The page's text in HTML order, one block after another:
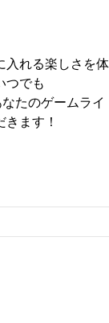
入れる楽しさを体
つでも
たのゲームライ
ます！